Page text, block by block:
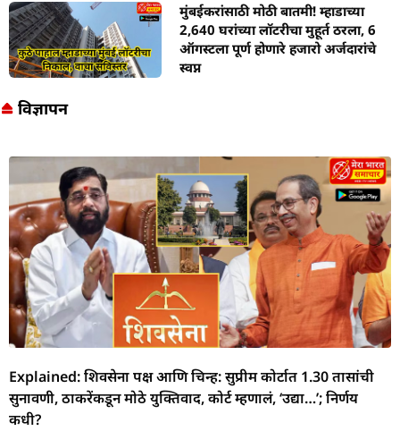
मुंबईकरांसाठी मोठी बातमी! म्हाडाच्या
2,640 घरांच्या लॉटरीचा मुहूर्त ठरला, 6
ऑगस्टला पूर्ण होणारे हजारो अर्जदारांचे
स्वप्न
विज्ञापन
Explained: शिवसेना पक्ष आणि चिन्ह: सुप्रीम कोर्टात 1.30 तासांची
सुनावणी, ठाकरेंकडून मोठे युक्तिवाद, कोर्ट म्हणालं, ‘उद्या…’; निर्णय
कधी?